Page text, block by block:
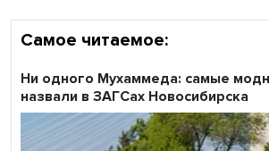
Самое читаемое:
Ни одного Мухаммеда: самые
назвали в ЗАГСах Новосибирска